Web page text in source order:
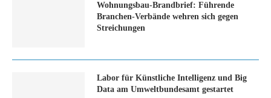
Wohnungsbau-Brandbrief: Führende
Branchen-Verbände wehren sich gegen
Streichungen
Labor für Künstliche Intelligenz und Big
Data am Umweltbundesamt gestartet